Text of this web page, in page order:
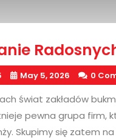
May 5, 2026 0
świat zakładów
pewna grupa firm,
Skupimy się zatem